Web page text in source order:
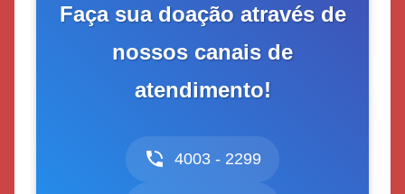
Faça sua doação através de
nossos canais de
atendimento!
4003 - 2299